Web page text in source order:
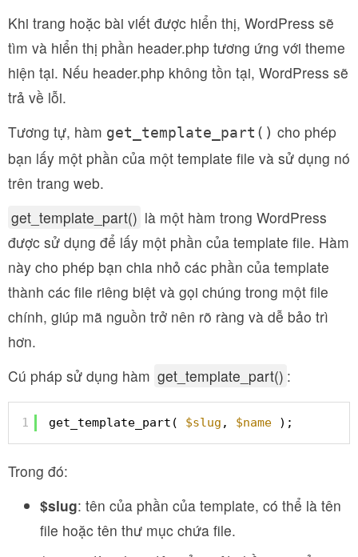
Khi trang hoặc bài viết được hiển thị, WordPress sẽ
tìm và hiển thị phần header.php tương ứng với theme
hiện tại. Nếu header.php không tồn tại, WordPress sẽ
trả về lỗi.
Tương tự, hàm get_template_part() cho phép
bạn lấy một phần của một template file và sử dụng nó
trên trang web.
get_template_part() là một hàm trong WordPress
được sử dụng để lấy một phần của template file. Hàm
này cho phép bạn chia nhỏ các phần của template
thành các file riêng biệt và gọi chúng trong một file
chính, giúp mã nguồn trở nên rõ ràng và dễ bảo trì
hơn.
Cú pháp sử dụng hàm get_template_part() :
1 get_template_part( $slug , $name );
Trong đó:
$slug: tên của phần của template, có thể là tên
file hoặc tên thư mục chứa file.